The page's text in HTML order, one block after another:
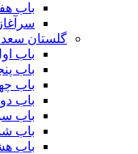
باب
سرآغاز
گلستان
باب
باب
باب
باب
باب
باب
باب